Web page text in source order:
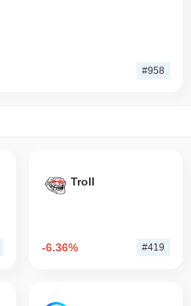
#958
Troll
-6.36% #419